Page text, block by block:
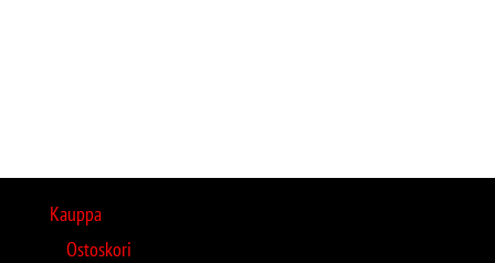
Kauppa
Ostoskori